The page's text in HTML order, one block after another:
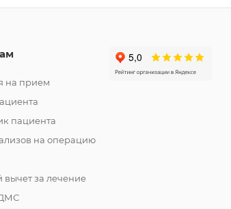
на прием
пациента
на операцию
вычет за лечение